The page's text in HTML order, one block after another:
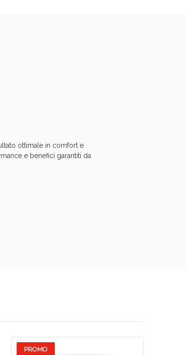
ottimale in comfort e
e benefici garantiti da
PROMO